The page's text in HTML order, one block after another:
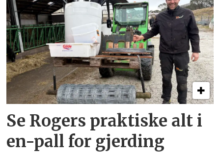
Se Rogers praktiske alt i
en-pall for gjerding